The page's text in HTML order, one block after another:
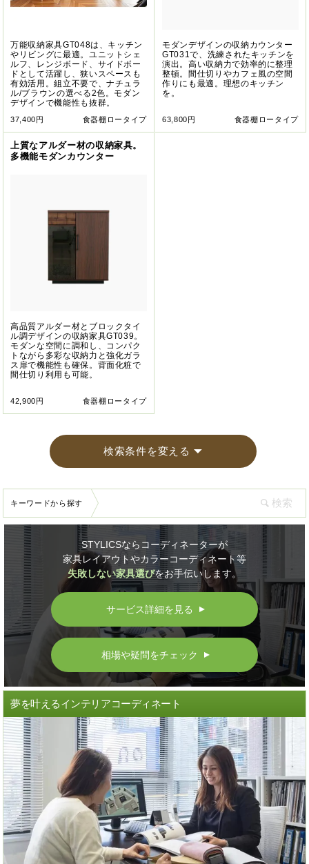
万能収納家具GT048は、キッチン
やリビングに最適。ユニットシェ
ルフ、レンジボード、サイドボー
ドとして活躍し、狭いスペースも
有効活用。組立不要で、ナチュラ
ル/ブラウンの選べる2色。モダン
デザインで機能性も抜群。
37,400円 食器棚ロータイプ
モダンデザインの収納カウンター
GT031で、洗練されたキッチンを
演出。高い収納力で効率的に整理
整頓。間仕切りやカフェ風の空間
作りにも最適。理想のキッチン
を。
63,800円 食器棚ロータイプ
上質なアルダー材の収納家具。
多機能モダンカウンター
高品質アルダー材とブロックタイ
ル調デザインの収納家具GT039。
モダンな空間に調和し、コンパク
トながら多彩な収納力と強化ガラ
ス扉で機能性も確保。背面化粧で
間仕切り利用も可能。
42,900円 食器棚ロータイプ
検索条件を変える
キーワードから探す
STYLICSならコーディネーターが
家具レイアウトやカラーコーディネート等
失敗しない家具選びをお手伝いします。
サービス詳細を見る ▲
相場や疑問をチェック ▲
夢を叶えるインテリアコーディネート